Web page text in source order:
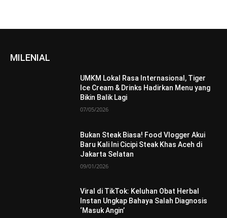
MILENIAL
UMKM Lokal Rasa Internasional, Tiger
Ice Cream & Drinks Hadirkan Menu yang
Bikin Balik Lagi
07/05/2026
Bukan Steak Biasa! Food Vlogger Akui
Baru Kali Ini Cicipi Steak Khas Aceh di
Jakarta Selatan
09/01/2026
Viral di TikTok: Keluhan Obat Herbal
Instan Ungkap Bahaya Salah Diagnosis
‘Masuk Angin’